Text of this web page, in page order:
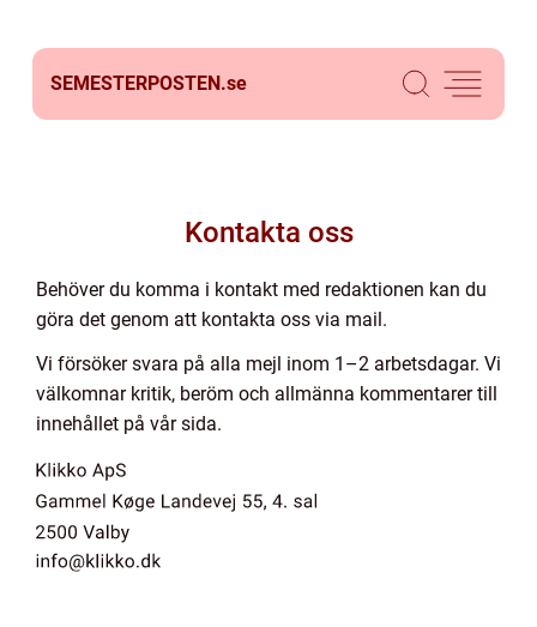
SEMESTERPOSTEN.se
Kontakta oss
Behöver du komma i kontakt med redaktionen kan du
göra det genom att kontakta oss via mail.
Vi försöker svara på alla mejl inom 1–2 arbetsdagar. Vi
välkomnar kritik, beröm och allmänna kommentarer till
innehållet på vår sida.